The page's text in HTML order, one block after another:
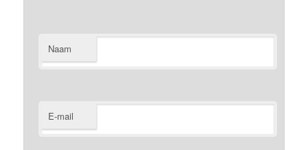
Naam
E-mail